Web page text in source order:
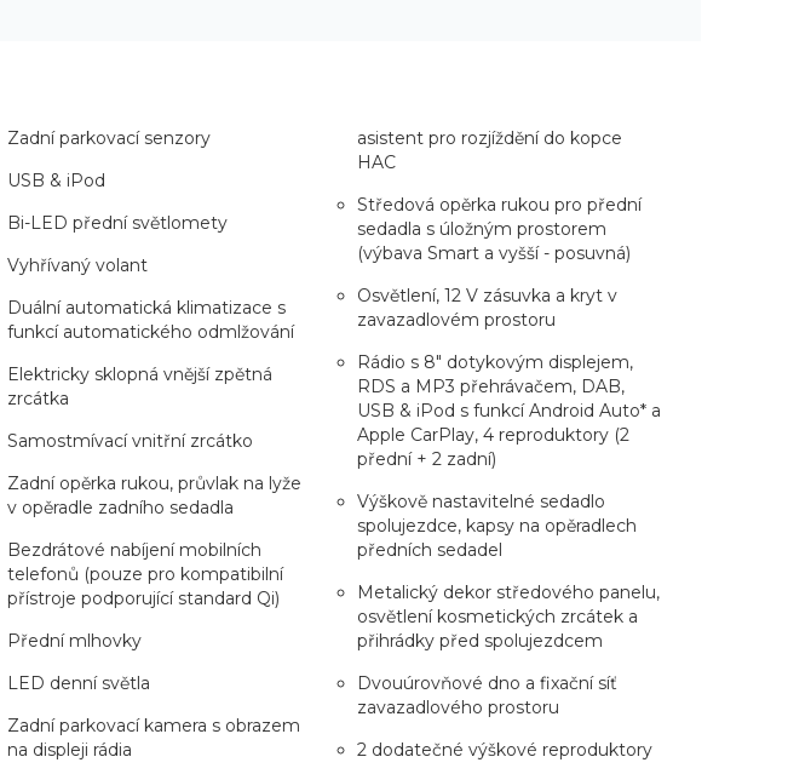
Zadní parkovací senzory
USB & iPod
Bi-LED přední světlomety
Vyhřívaný volant
Duální automatická klimatizace s
funkcí automatického odmlžování
Elektricky sklopná vnější zpětná
zrcátka
Samostmívací vnitřní zrcátko
Zadní opěrka rukou, průvlak na lyže
v opěradle zadního sedadla
Bezdrátové nabíjení mobilních
telefonů (pouze pro kompatibilní
přístroje podporující standard Qi)
Přední mlhovky
LED denní světla
Zadní parkovací kamera s obrazem
na displeji rádia
asistent pro rozjíždění do kopce
HAC
Středová opěrka rukou pro přední
sedadla s úložným prostorem
(výbava Smart a vyšší - posuvná)
Osvětlení, 12 V zásuvka a kryt v
zavazadlovém prostoru
Rádio s 8" dotykovým displejem,
RDS a MP3 přehrávačem, DAB,
USB & iPod s funkcí Android Auto* a
Apple CarPlay, 4 reproduktory (2
přední + 2 zadní)
Výškově nastavitelné sedadlo
spolujezdce, kapsy na opěradlech
předních sedadel
Metalický dekor středového panelu,
osvětlení kosmetických zrcátek a
přihrádky před spolujezdcem
Dvouúrovňové dno a fixační síť
zavazadlového prostoru
2 dodatečné výškové reproduktory